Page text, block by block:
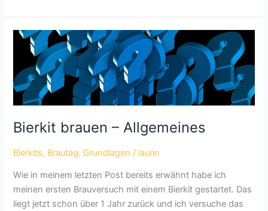
–
Anleitung
Bierkit brauen – Allgemeines
Bierkits, Brautag, Grundlagen / laurin
Wie in meinem letzten Post bereits erwähnt habe ich
meinen ersten Brauversuch mit einem Bierkit gestartet. Das
liegt jetzt schon über 1 Jahr zurück und ich versuche das